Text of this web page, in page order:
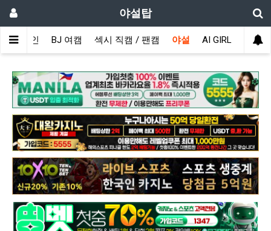
야설탑
메인 BJ 여캠 섹시 직캠 / 팬캠 야설 AI GIRL